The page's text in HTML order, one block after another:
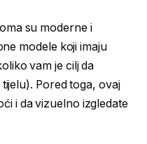
su moderne i
modele koji imaju
vam je cilj da
Pored toga, ovaj
i da vizuelno izgledate